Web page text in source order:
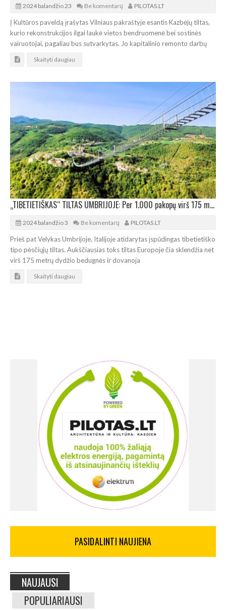
2024 balandžio 23 Be komentarų PILOTAS.LT
Į Kultūros paveldą įrašytas Vilniaus pakraštyje esantis Kazbėjų tiltas,
kurio rekonstrukcijos ilgai laukė vietos bendruomenė bei sostinės
vairuotojai, pagaliau bus sutvarkytas. Jo kapitalinio remonto darbų
Skaityti daugiau
„TIBETIETIŠKAS“ TILTAS UMBRIJOJE: Per 1.000 pakopų virš 175 m dydžio bedugnės
2024 balandžio 3 Be komentarų PILOTAS.LT
Prieš pat Velykas Umbrijoje, Italijoje atidarytas įspūdingas tibetietiško
tipo pėsčiųjų tiltas. Aukščiausias toks tiltas Europoje čia sklendžia net
virš 175 metrų dydžio bedugnės ir dovanoja
Skaityti daugiau
PASIDALINTI NAUJIENA
NAUJAUSI
POPULIARIAUSI